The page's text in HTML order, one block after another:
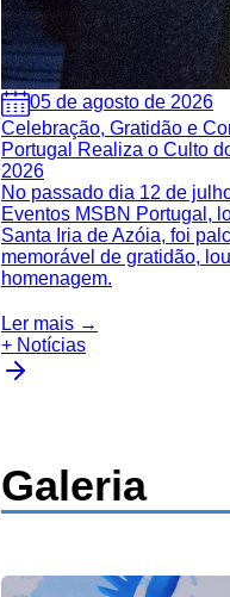
05 de agosto de 2026
Celebração, Gratidão e
Portugal Realiza o Culto
2026
No passado dia 12 de
Eventos MSBN Portugal,
Santa Iria de Azóia, foi
memorável de gratidão,
homenagem.
Ler mais →
+ Notícias
Galeria